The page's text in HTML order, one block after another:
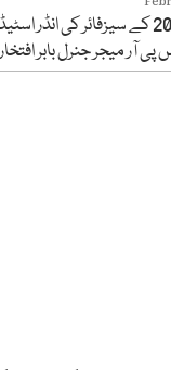
رابطے کے نتیجے میں 2003 کے سیزفائر
آر میجر جنرل بابر افتخار